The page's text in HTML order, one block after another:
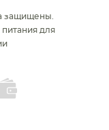
защищены.
для